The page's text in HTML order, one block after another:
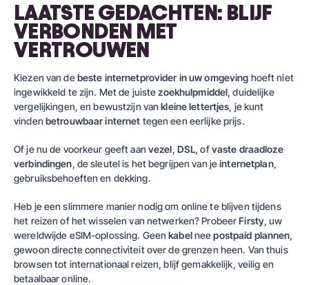
LAATSTE GEDACHTEN: BLIJF
VERBONDEN MET
VERTROUWEN
Kiezen van debeste internetprovider in uw omgeving hoeft niet
ingewikkeld te zijn. Met de juistezoekhulpmiddel, duidelijke
vergelijkingen, en bewustzijn vankleine lettertjes, je kunt
vinden betrouwbaar internet tegen een eerlijke prijs.
Of je nu de voorkeur geeft aan vezel, DSL, ofvaste draadloze
verbindingen, de sleutel is het begrijpen van jeinternetplan,
gebruiksbehoeften en dekking.
Heb je een slimmere manier nodig om online te blijven tijdens
het reizen of het wisselen van netwerken? ProbeerFirsty, uw
wereldwijde eSIM-oplossing. Geenkabelneepostpaid plannen,
gewoon directe connectiviteit over de grenzen heen. Van thuis
browsen tot internationaal reizen, blijf gemakkelijk, veilig en
betaalbaar online.